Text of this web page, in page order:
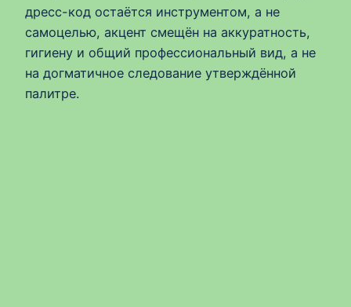
дресс-код остаётся инструментом, а не
самоцелью, акцент смещён на аккуратность,
гигиену и общий профессиональный вид, а не
на догматичное следование утверждённой
палитре.